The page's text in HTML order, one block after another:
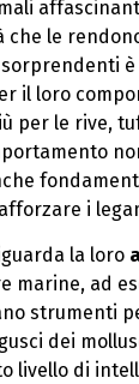
che le
è
il loro
per le rive,
i
la loro
marine, ad
strumenti
dei
livello di